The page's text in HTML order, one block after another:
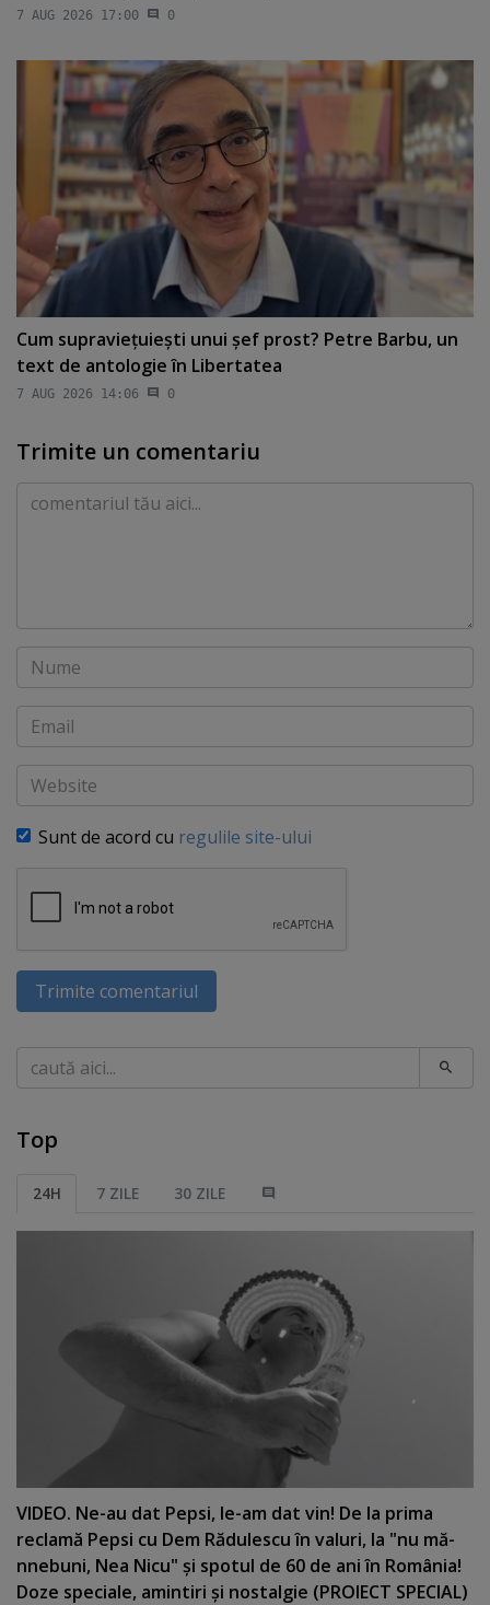
7 AUG 2026 17:00 0
Cum supravieţuieşti unui şef prost? Petre Barbu, un
text de antologie în Libertatea
7 AUG 2026 14:06 0
Trimite un comentariu
Comentariu
Nume
Email
Website
Sunt de acord cu regulile site-ului
Trimite comentariul
Caută
Top
24H 7 ZILE 30 ZILE
VIDEO. Ne-au dat Pepsi, le-am dat vin! De la prima
reclamă Pepsi cu Dem Rădulescu în valuri, la "nu mă-
nnebuni, Nea Nicu" şi spotul de 60 de ani în România!
Doze speciale, amintiri şi nostalgie (PROIECT SPECIAL)